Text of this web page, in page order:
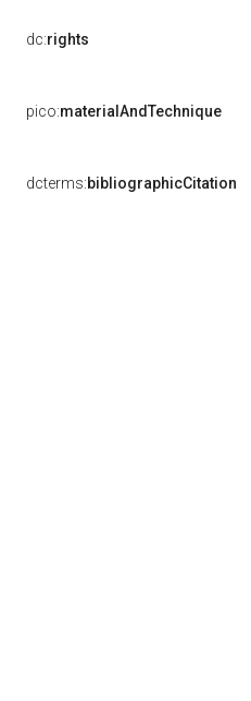
dc:rights
pico:materialAndTechnique
dcterms:bibliographicCitation